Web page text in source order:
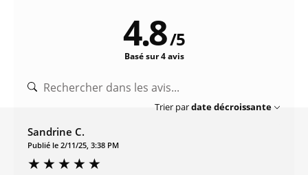
4.8/5
Basé sur 4 avis
Trier pardate décroissante
Sandrine C.
Publié le 2/11/25, 3:38 PM